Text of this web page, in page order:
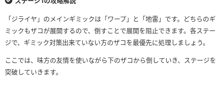
「ジライヤ」のメインギミックは「ワープ」と「地雷」です。どちらのギ
ミックもザコが展開するので、倒すことで展開を阻止できます。各ステー
ジで、ギミック対策出来ていない方のザコを最優先に処理しましょう。
ここでは、味方の友情を使いながら下のザコから倒していき、ステージを
突破していきます。